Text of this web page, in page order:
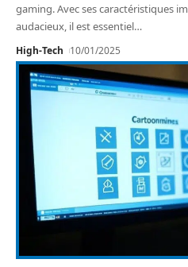
gaming. Avec ses caractéristiques
audacieux, il est essentiel…
High-Tech 10/01/2025